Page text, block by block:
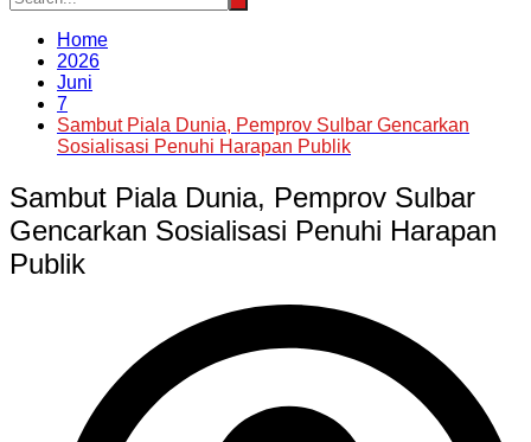
Home
2026
Juni
7
Sambut Piala Dunia, Pemprov Sulbar Gencarkan
Sosialisasi Penuhi Harapan Publik
Sambut Piala Dunia, Pemprov Sulbar
Gencarkan Sosialisasi Penuhi Harapan
Publik